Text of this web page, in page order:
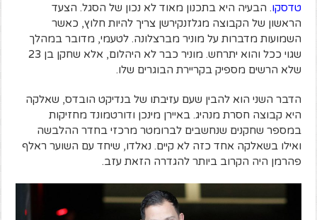
טדסקו. הבעיה היא בתכנון מאוד לא נכון של הסגל. הצעד
הראשון של הקבוצה מגלזנקירשן צריך להיות חלוץ, כאשר
השמועות מדברות על מוניר מברצלונה. לטעמי, מדובר במהלך
שגוי ככל והוא יתרחש. מוניר כבר לא היהלום, אלא שחקן בן 23
שלא הרשים מספיק בקריירת הבוגרים שלו.
הדבר השני הוא להבין שעם עזיבתו של בנדיקט הובדס, שאלקה
היא קבוצה חסרת מנהיג. באיירן מינכן ודורטמונד מחזיקות
במספר שחקנים שנחשבים לברומטר מרכזי בחדר ההלבשה
ואילו בשאלקה אחד כזה לא קיים. נאלדו, שיחד עם השוער ראלף
פהרמן היה הקרוב ביותר להגדרה הזאת עזב.